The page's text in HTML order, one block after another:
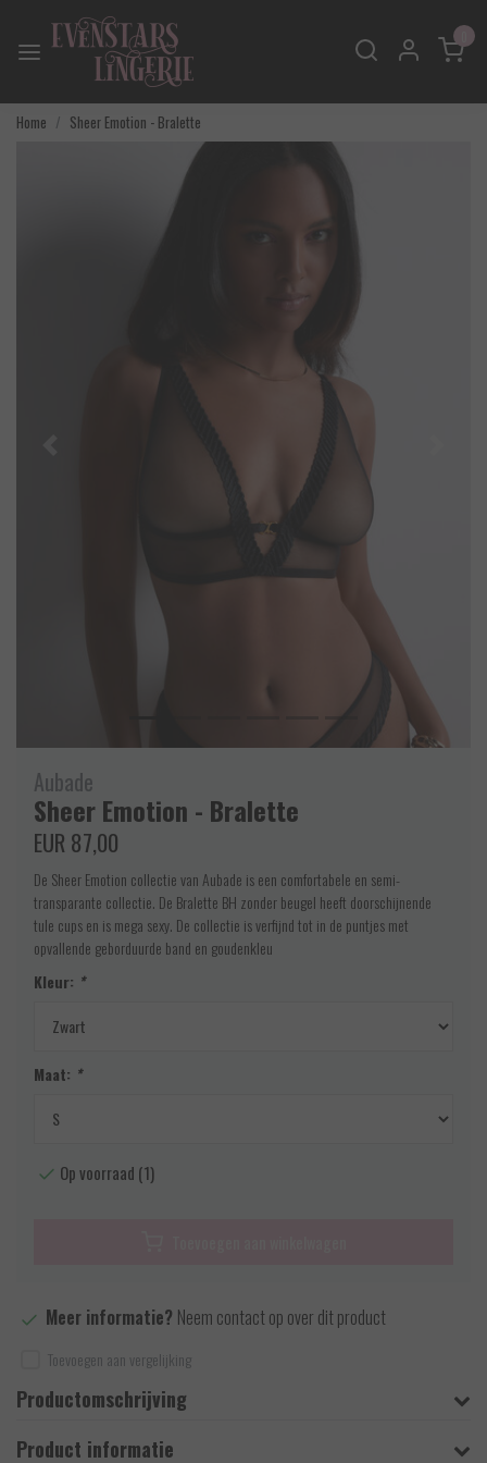
Home Sheer Emotion - Bralette
Aubade
Sheer Emotion - Bralette
EUR 87,00
De Sheer Emotion collectie van Aubade is een comfortabele en semi-
transparante collectie. De Bralette BH zonder beugel heeft doorschijnende
tule cups en is mega sexy. De collectie is verfijnd tot in de puntjes met
opvallende geborduurde band en goudenkleu
Kleur: *
Maat: *
Op voorraad (1)
Meer informatie? Neem contact op over dit product
Toevoegen aan vergelijking
Productomschrijving
Product informatie